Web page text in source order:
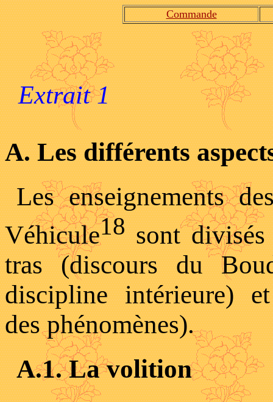
Commande
Extrait 1
A. Les différents
Les enseignements
Véhicule18sont divisés
tras (discours du
discipline intérieure) et
des phénomènes).
A.1. La volition